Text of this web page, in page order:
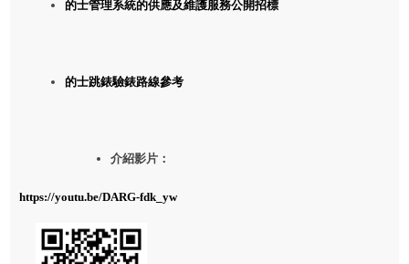
的士管理系統的供應及維護服務公開招標
的士跳錶驗錶路線參考
介紹影片：
https://youtu.be/DARG-fdk_yw